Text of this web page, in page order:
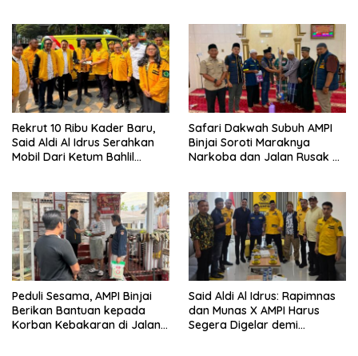
Rekrut 10 Ribu Kader Baru,
Said Aldi Al Idrus Serahkan
Mobil Dari Ketum Bahlil
Safari Dakwah Subuh AMPI
Binjai Soroti Maraknya
Narkoba dan Jalan Rusak di
Peduli Sesama, AMPI Binjai
Berikan Bantuan kepada
Korban Kebakaran di Jalan
Said Aldi Al Idrus: Rapimnas
dan Munas X AMPI Harus
Segera Digelar demi